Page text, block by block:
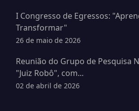
I Congresso de Egressos:
Transformar"
26 de maio de 2026
Reunião do Grupo de Pesquisa
"Juiz Robô", com...
02 de abril de 2026